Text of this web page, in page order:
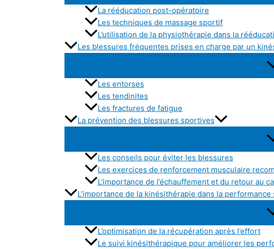
La rééducation post-opératoire
Les techniques de massage sportif
L’utilisation de la physiothérapie dans la
Les blessures fréquentes prises en charge par un
Les entorses
Les tendinites
Les fractures de fatigue
La prévention des blessures sportives
Les conseils pour éviter les blessures
Les exercices de renforcement musculaire
L’importance de l’échauffement et du retour au
L’importance de la kinésithérapie dans la
L’optimisation de la récupération après l’effort
Le suivi kinésithérapique pour améliorer les